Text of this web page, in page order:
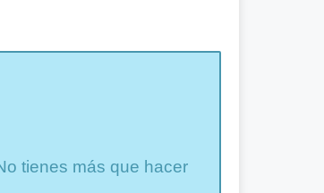
tienes más que hacer